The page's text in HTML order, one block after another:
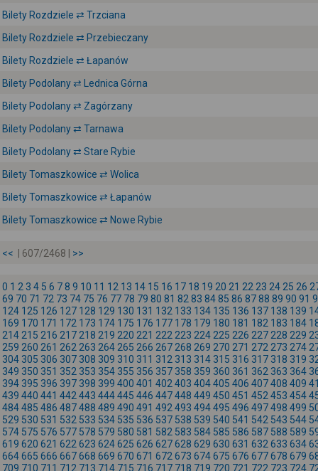
Bilety Rozdziele ⇄ Trzciana
Bilety Rozdziele ⇄ Przebieczany
Bilety Rozdziele ⇄ Łapanów
Bilety Podolany ⇄ Lednica Górna
Bilety Podolany ⇄ Zagórzany
Bilety Podolany ⇄ Tarnawa
Bilety Podolany ⇄ Stare Rybie
Bilety Tomaszkowice ⇄ Wolica
Bilety Tomaszkowice ⇄ Łapanów
Bilety Tomaszkowice ⇄ Nowe Rybie
<< | 607/2468 | >>
0 1 2 3 4 5 6 78 9 10 11 12 13 14 15 16 17 18 19 20 21 22 23 24 25 26
69 70 71 72 73 74 75 76 77 78 79 80 81 82 83 8485 86 8788 89 90 91
124 125 126 127 128 129 130 131 132 133 134 135 136 137 138 139
169 170 171 172 173 174 175 176 177 178 179 180 181 182 183 184
214 215 216 217 218 219 220 221 222 223 224 225 226 227 228 229
259 260 261 262 263 264 265 266 267 268 269 270 271 272 273 274
304 305 306 307 308 309 310 311 312 313 314 315 316 317 318 319
349 350 351 352 353 354 355 356 357 358 359 360 361 362 363 364
394 395 396 397 398 399 400 401 402 403 404405 406 407408 409
439 440 441 442 443 444445 446 447448 449 450 451 452 453 454
484485 486 487488 489 490 491 492 493 494495 496 497498 499
529 530 531 532 533 534 535 536 537 538 539 540 541 542 543 544
574 575 576 577 578 579 580 581 582 583 584 585 586 587 588 589
619 620 621 622 623 624625 626 627628 629 630 631 632 633 634
664665 666 667668 669 670 671 672 673 674675 676 677678 679
709 710 711 712 713 714 715 716 717 718 719 720 721 722 723 724